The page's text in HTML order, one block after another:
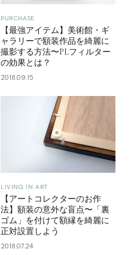
PURCHASE
【最強アイテム】美術館・ギ
ャラリーで額装作品を綺麗に
撮影する方法〜PLフィルター
の効果とは？
2018.09.15
LIVING IN ART
【アートコレクターのお作
法】額装の意外な盲点〜「裏
ゴム」を付けて額縁を綺麗に
正対設置しよう
2018.07.24